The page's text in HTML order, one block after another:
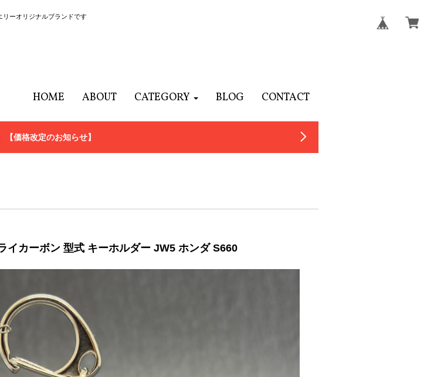
ーオリジナルブランドです
HOME ABOUT CATEGORY BLOG CONTACT
【価格改定のお知らせ】
イカーボン 型式 キーホルダー JW5 ホンダ S660